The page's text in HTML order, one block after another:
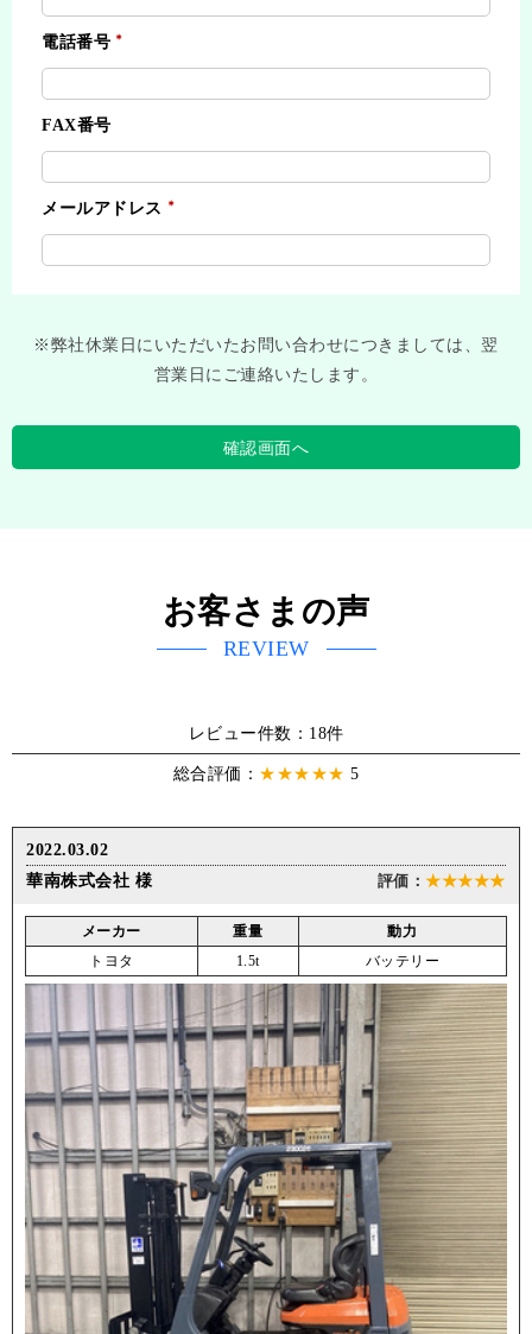
電話番号
FAX番号
メールアドレス
※弊社休業日にいただいたお問い合わせにつきましては、翌
営業日にご連絡いたします。
お客さまの声
REVIEW
レビュー件数：18件
総合評価： ★★★★★ 5
2022.03.02
華南株式会社 様
★★★★★
メーカー 重量
動力
トヨタ
1.5t バッテリー